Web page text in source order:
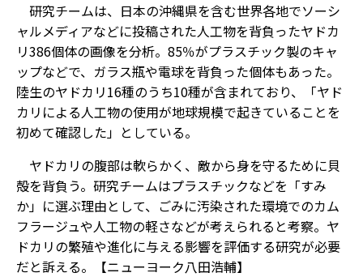
研究チームは、日本の沖縄県を含む世界各地でソーシ
ャルメディアなどに投稿された人工物を背負ったヤドカ
リ386個体の画像を分析。85％がプラスチック製のキャ
ップなどで、ガラス瓶や電球を背負った個体もあった。
陸生のヤドカリ16種のうち10種が含まれており、「ヤド
カリによる人工物の使用が地球規模で起きていることを
初めて確認した」としている。
ヤドカリの腹部は軟らかく、敵から身を守るために貝
殻を背負う。研究チームはプラスチックなどを「すみ
か」に選ぶ理由として、ごみに汚染された環境でのカム
フラージュや人工物の軽さなどが考えられると考察。ヤ
ドカリの繁殖や進化に与える影響を評価する研究が必要
だと訴える。【ニューヨーク八田浩輔】